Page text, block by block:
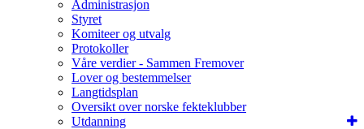
Administrasjon
Styret
Komiteer og utvalg
Protokoller
Våre verdier - Sammen Fremover
Lover og bestemmelser
Langtidsplan
Oversikt over norske fekteklubber
Utdanning